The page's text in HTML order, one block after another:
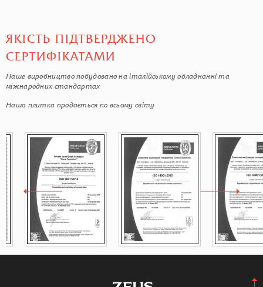
ЯКІСТЬ ПІДТВЕРДЖЕНО
СЕРТИФІКАТАМИ
Наше виробництво побудовано на італійському обладнанні та
міжнародних стандартах
Наша плитка продається по всьому світу